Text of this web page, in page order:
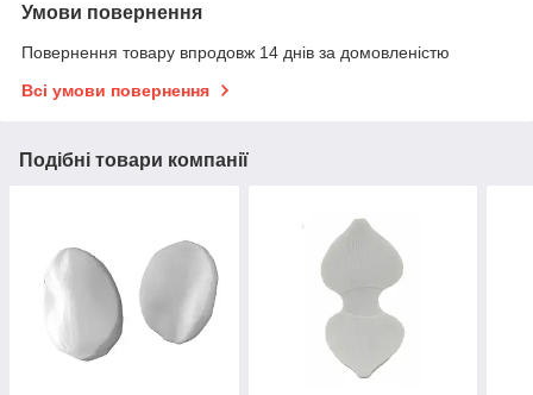
Умови повернення
Повернення товару впродовж 14 днів за домовленістю
Всі умови повернення
Подібні товари компанії